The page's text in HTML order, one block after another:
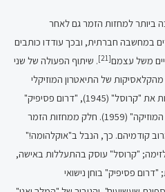
ביותר למחזות הזמר גם לאחר
במחשבה חברתית, ובכך עודדו כותבים
משל עצמם[21]
. שיתוף הפעולה של שני
של התיאטרון המוזיקלי
האהובות והמתמשכות ביותר, הכוללות את "קרוסל" (1945), "דרום פסיפיק"
(1949), "המלך ואני" (1951) ו"צלילי המוזיקה" (1959). חלק ממחזות הזמר
קודמיהם. כך, הנבל ב"אוקלהומה!"
לזימה; "קרוסל" עוסק בהתעללות באישה,
פסיפיק" בוחן נישואי